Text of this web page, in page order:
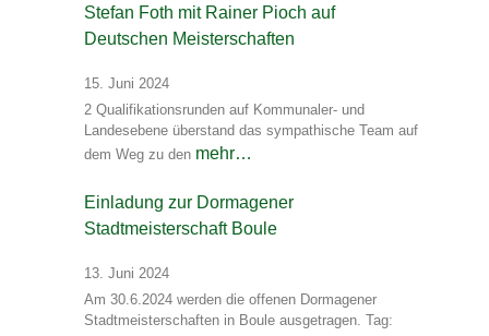
Stefan Foth mit Rainer Pioch auf
Deutschen Meisterschaften
15. Juni 2024
2 Qualifikationsrunden auf Kommunaler- und
Landesebene überstand das sympathische Team auf
dem Weg zu den mehr…
Einladung zur Dormagener
Stadtmeisterschaft Boule
13. Juni 2024
Am 30.6.2024 werden die offenen Dormagener
Stadtmeisterschaften in Boule ausgetragen. Tag: